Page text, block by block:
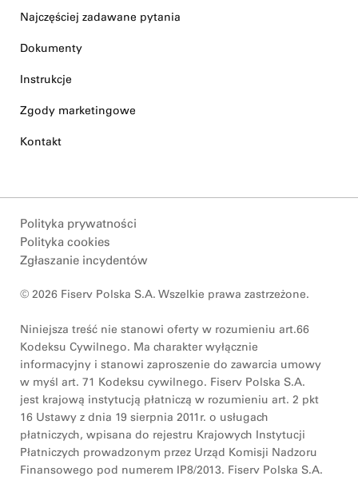
Najczęściej zadawane pytania
Dokumenty
Instrukcje
Zgody marketingowe
Kontakt
Polityka prywatności
Polityka cookies
Zgłaszanie incydentów
© 2026 Fiserv Polska S.A. Wszelkie prawa zastrzeżone.
Niniejsza treść nie stanowi oferty w rozumieniu art.66
Kodeksu Cywilnego. Ma charakter wyłącznie
informacyjny i stanowi zaproszenie do zawarcia umowy
w myśl art. 71 Kodeksu cywilnego. Fiserv Polska S.A.
jest krajową instytucją płatniczą w rozumieniu art. 2 pkt
16 Ustawy z dnia 19 sierpnia 2011r. o usługach
płatniczych, wpisana do rejestru Krajowych Instytucji
Płatniczych prowadzonym przez Urząd Komisji Nadzoru
Finansowego pod numerem IP8/2013. Fiserv Polska S.A.